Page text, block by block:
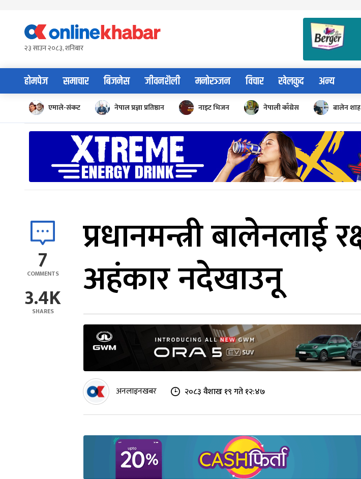
content२३ साउन २०८३, शनिबार
होमपेज समाचार बिजनेस जीवनशैली मनोरञ्जन विचार खेलकुद अन्य
एमाले-संकट नेपाल प्रज्ञा प्रतिष्ठान नाइट भिजन नेपाली काँग्रेस बालेन शाह
7
COMMENTS
3.4K
SHARES
प्रधानमन्त्री बालेनलाई
अहंकार नदेखाउनू
अनलाइनखबर २०८३ वैशाख १९ गते १२:४७